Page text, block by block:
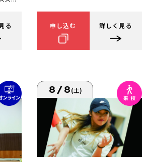
る 申し込む 詳しく見る
8/8(土)